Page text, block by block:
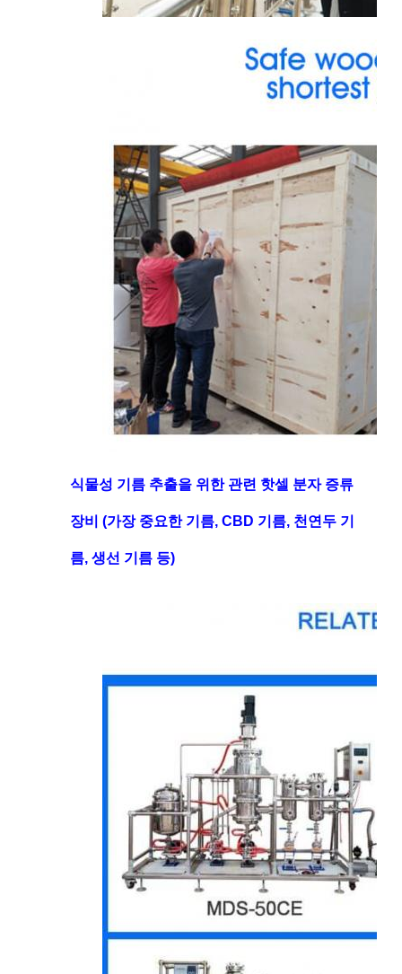
식물성 기름 추출을 위한 관련 핫셀 분자 증류
장비 (가장 중요한 기름, CBD 기름, 천연두 기
름, 생선 기름 등)